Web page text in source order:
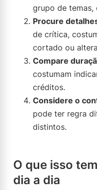
grupo de temas,
Procure
de crítica,
cortado ou
Compare
costumam
créditos.
Considere o
pode ter regra
distintos.
O que isso
dia a dia